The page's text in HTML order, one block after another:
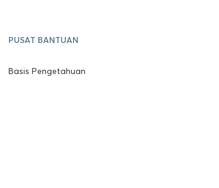
PUSAT BANTUAN
Basis Pengetahuan